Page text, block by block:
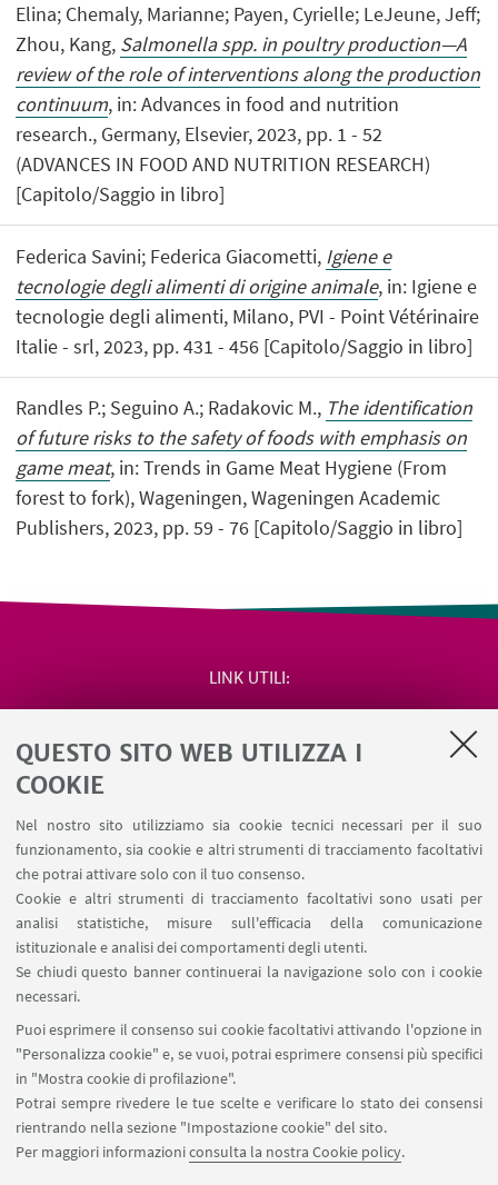
QUESTO SITO WEB UTILIZZA I
COOKIE
Nel nostro sito utilizziamo sia cookie tecnici necessari per il suo
funzionamento, sia cookie e altri strumenti di tracciamento facoltativi
che potrai attivare solo con il tuo consenso.
Cookie e altri strumenti di tracciamento facoltativi sono usati per
analisi statistiche, misure sull'efficacia della comunicazione
istituzionale e analisi dei comportamenti degli utenti.
Se chiudi questo banner continuerai la navigazione solo con i cookie
necessari.
Puoi esprimere il consenso sui cookie facoltativi attivando l'opzione in
"Personalizza cookie" e, se vuoi, potrai esprimere consensi più specifici
in "Mostra cookie di profilazione".
Potrai sempre rivedere le tue scelte e verificare lo stato dei consensi
rientrando nella sezione "Impostazione cookie" del sito.
Per maggiori informazioniconsulta la nostra Cookie policy.
Elina; Chemaly, Marianne; Payen, Cyrielle; LeJeune, Jeff;
Zhou, Kang, Salmonella spp. in poultry production—A
review of the role of interventions along the production
continuum, in: Advances in food and nutrition
research., Germany, Elsevier, 2023, pp. 1 - 52
(ADVANCES IN FOOD AND NUTRITION RESEARCH)
[Capitolo/Saggio in libro]
Federica Savini; Federica Giacometti, Igiene e
tecnologie degli alimenti di origine animale, in: Igiene e
tecnologie degli alimenti, Milano, PVI - Point Vétérinaire
Italie - srl, 2023, pp. 431 - 456 [Capitolo/Saggio in libro]
Randles P.; Seguino A.; Radakovic M., The identification
of future risks to the safety of foods with emphasis on
game meat, in: Trends in Game Meat Hygiene (From
forest to fork), Wageningen, Wageningen Academic
Publishers, 2023, pp. 59 - 76 [Capitolo/Saggio in libro]
LINK UTILI
Salute e sicurezza
Missioni web
Ministero della Salute – EFSA Focal Point
SEGUI IL DIPARTIMENTO SU:
SEGUI UNIBO SU:
APP: